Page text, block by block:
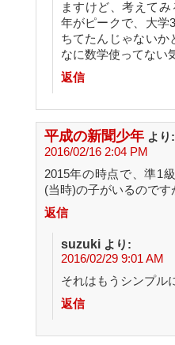
ますけど、考えて
年がピークで、大学
ちてたんじゃないか
なに数学使ってない
返信
平成の新聞少年 より:
2016/02/16 2:04 PM
2015年の時点で、準1
(当時)の子がいるので
返信
suzuki より:
2016/02/29 9:01 AM
それはもうシンプル
返信